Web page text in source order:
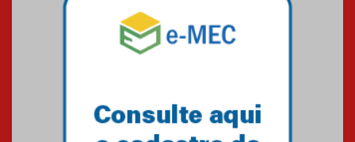
Professora do Mackenzie é
finalista do Prêmio Jabuti com
obra sobre ética e arquitetura
contemporânea
Semana Internacional